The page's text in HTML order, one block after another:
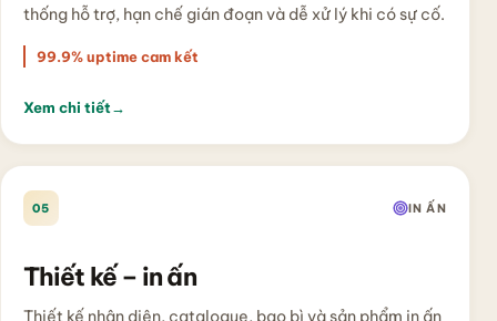
thống hỗ trợ, hạn chế gián đoạn và dễ xử lý khi có sự cố.
99.9% uptime cam kết
Xem chi tiết→
05 IN ẤN
Thiết kế – in ấn
Thiết kế nhận diện, catalogue, bao bì và sản phẩm in ấn